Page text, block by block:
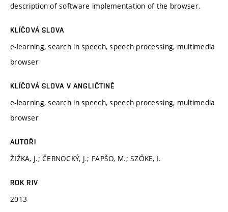
description of software implementation of the browser.
KLÍČOVÁ SLOVA
e-learning, search in speech, speech processing, multimedia
browser
KLÍČOVÁ SLOVA V ANGLIČTINĚ
e-learning, search in speech, speech processing, multimedia
browser
AUTOŘI
ŽIŽKA, J.; ČERNOCKÝ, J.; FAPŠO, M.; SZŐKE, I.
ROK RIV
2013